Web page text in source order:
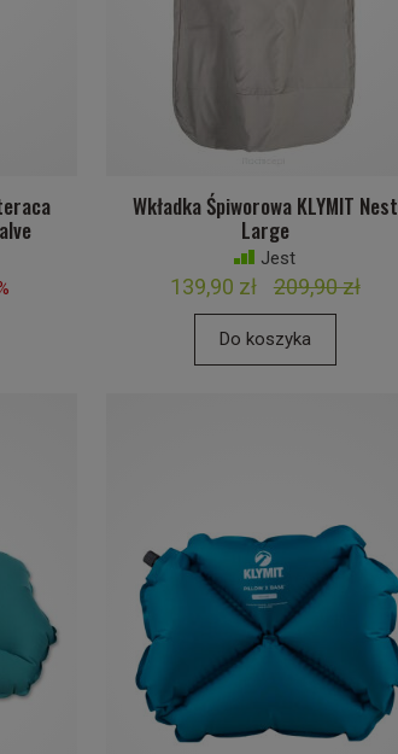
Wkładka Śpiworowa KLYMIT Nest
Large
Jest
139,90 zł 209,90 zł
Do koszyka